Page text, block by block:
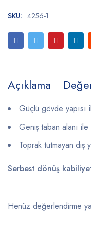
SKU: 4256-1
Açıklama
Güçlü gövde yapısı
Geniş taban alanı ile
Toprak tutmayan diş
Serbest dönüş
Henüz değerlendirme